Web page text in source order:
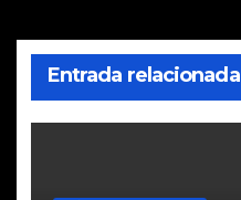
Entrada relacionada